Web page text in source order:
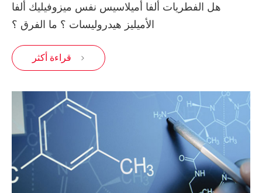
هل الفطريات ألفا أميلاسيس نفس ميزوفيليك ألفا
الأميليز هيدروليسات ؟ ما الفرق ؟
قراءة أكثر 